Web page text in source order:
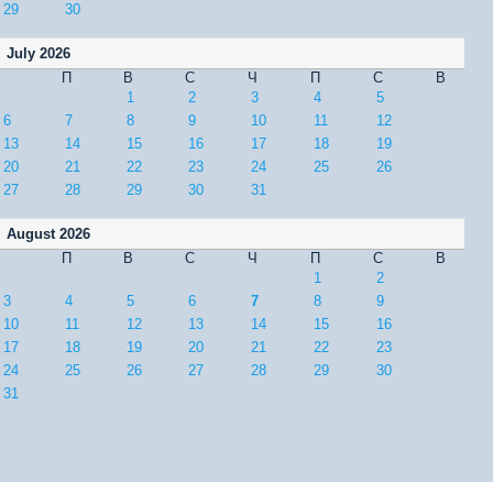
29
30
July 2026
П
В С Ч П С
В
1
2 3 4
5
6
7 8 9 10 11
12
13
14 15 16 17 18
19
20
21 22 23 24 25
26
27
28 29 30 31
August 2026
П
В С Ч П С
В
1
2
3
4 5 6 7 8
9
10
11 12 13 14 15
16
17
18 19 20 21 22
23
24
25 26 27 28 29
30
31